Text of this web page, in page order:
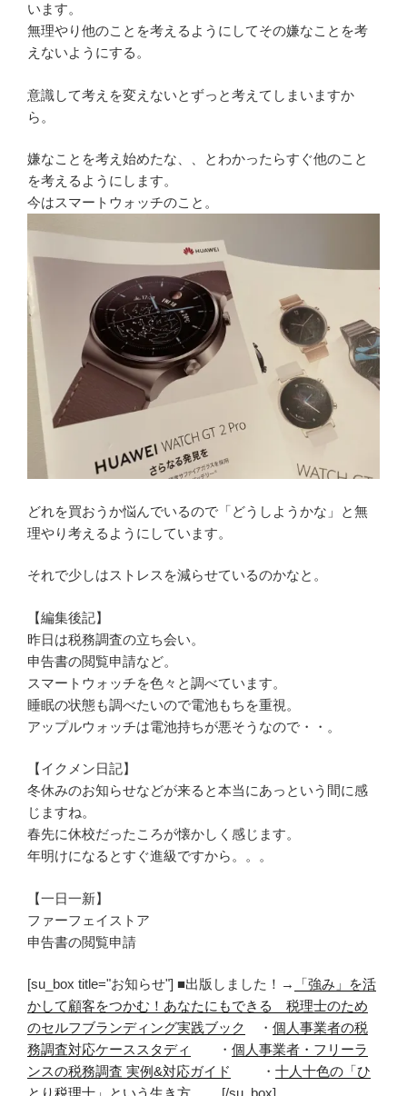
います。
無理やり他のことを考えるようにしてその嫌なことを考
えないようにする。
意識して考えを変えないとずっと考えてしまいますか
ら。
嫌なことを考え始めたな、、とわかったらすぐ他のこと
を考えるようにします。
今はスマートウォッチのこと。
どれを買おうか悩んでいるので「どうしようかな」と無
理やり考えるようにしています。
それで少しはストレスを減らせているのかなと。
【編集後記】
昨日は税務調査の立ち会い。
申告書の閲覧申請など。
スマートウォッチを色々と調べています。
睡眠の状態も調べたいので電池もちを重視。
アップルウォッチは電池持ちが悪そうなので・・。
【イクメン日記】
冬休みのお知らせなどが来ると本当にあっという間に感
じますね。
春先に休校だったころが懐かしく感じます。
年明けになるとすぐ進級ですから。。。
【一日一新】
ファーフェイストア
申告書の閲覧申請
[su_box title="お知らせ"] ■出版しました！→
「強み」を活
かして顧客をつかむ！あなたにもできる 税理士のため
のセルフブランディング実践ブック
・ 個人事業者の税
務調査対応ケーススタディ
・ 個人事業者・フリーラ
ンスの税務調査 実例&対応ガイド
・ 十人十色の「ひ
とり税理士」という生き方 [/su_box]